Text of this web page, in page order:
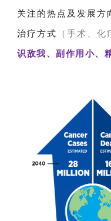
关注的热点及发展方
治疗方式 （手术、化
识敌我、副作用小、